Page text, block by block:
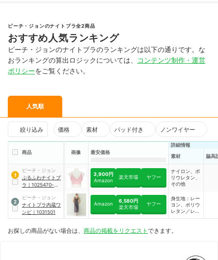
ピーチ・ジョンのナイトブラ全2商品
おすすめ人気ランキング
ピーチ・ジョンのナイトブラのランキングは以下の通りです。な
おランキングの算出ロジックについては、
コンテンツ制作・運営
ポリシーをご覧ください。
人気順
絞り込み 価格 素材 パッド付き ノンワイヤー
商品 画像 最安価格
詳細情報
素材
脇高
1
ピーチ・ジョン
ぷるふわナイトブ
ラ ｜ 1025470-02-
3,900円
Amazon
楽天市場 ヤフー
ナイロン、ポ
リウレタン、
その他
2
ピーチ・ジョン
ナイトブラ内蔵ワ
ンピ ｜ 1031501
Amazon
6,580円
楽天市場
ヤフー
身生地：レー
ヨン、ポリウ
レタン／レー
ス部：ナイロ
タン
お探しの商品がない場合は、 商品の掲載をリクエスト できます。